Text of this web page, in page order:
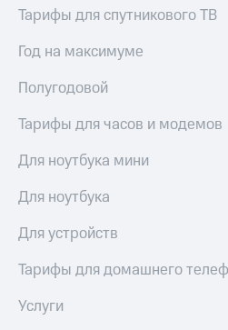
Тарифы для спутникового ТВ
Год на максимуме
Полугодовой
Тарифы для часов и модемов
Для ноутбука мини
Для ноутбука
Для устройств
Тарифы для домашнего
Услуги